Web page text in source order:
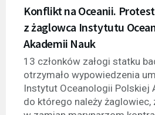
Konflikt na Oceanii.
z żaglowca Instytutu
Akademii Nauk
13 członków załogi statku
otrzymało wypowiedzenia
Instytut Oceanologii Polskiej
do którego należy żaglowiec,